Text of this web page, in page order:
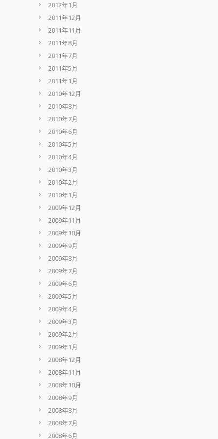
2012年1月
2011年12月
2011年11月
2011年8月
2011年7月
2011年5月
2011年1月
2010年12月
2010年8月
2010年7月
2010年6月
2010年5月
2010年4月
2010年3月
2010年2月
2010年1月
2009年12月
2009年11月
2009年10月
2009年9月
2009年8月
2009年7月
2009年6月
2009年5月
2009年4月
2009年3月
2009年2月
2009年1月
2008年12月
2008年11月
2008年10月
2008年9月
2008年8月
2008年7月
2008年6月